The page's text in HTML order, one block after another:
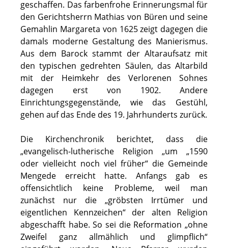
geschaffen. Das farbenfrohe Erinnerungsmal für
den Gerichtsherrn Mathias von Büren und seine
Gemahlin Margareta von 1625 zeigt dagegen die
damals moderne Gestaltung des Manierismus.
Aus dem Barock stammt der Altaraufsatz mit
den typischen gedrehten Säulen, das Altarbild
mit der Heimkehr des Verlorenen Sohnes
dagegen erst von 1902. Andere
Einrichtungsgegenstände, wie das Gestühl,
gehen auf das Ende des 19. Jahrhunderts zurück.
Die Kirchenchronik berichtet, dass die
„evangelisch-lutherische Religion „um „1590
oder vielleicht noch viel früher“ die Gemeinde
Mengede erreicht hatte. Anfangs gab es
offensichtlich keine Probleme, weil man
zunächst nur die „gröbsten Irrtümer und
eigentlichen Kennzeichen“ der alten Religion
abgeschafft habe. So sei die Reformation „ohne
Zweifel ganz allmählich und glimpflich“